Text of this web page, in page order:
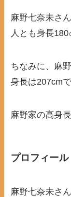
麻野七奈未さ
人とも身長180
ちなみに、麻
身長は207cmで
麻野家の高身
プロフィール
麻野七奈未さ